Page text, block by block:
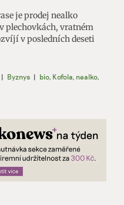
je prodej nealko
plechovkách, vratném
v posledních deseti
| Byznys | bio, Kofola, nealko,